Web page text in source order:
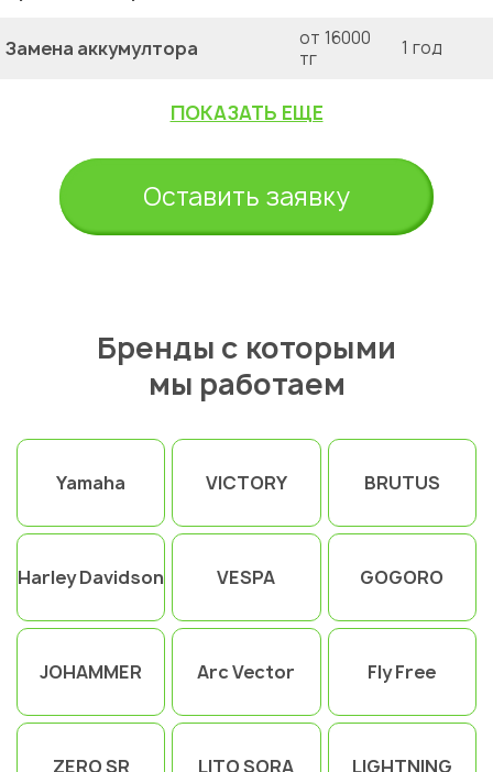
Замена аккумултора
от 16000
тг
1 год
ПОКАЗАТЬ ЕЩЕ
Оставить заявку
Бренды с которыми
мы работаем
Yamaha VICTORY BRUTUS
Harley Davidson VESPA GOGORO
JOHAMMER Arc Vector Fly Free
ZERO SR LITO SORA LIGHTNING